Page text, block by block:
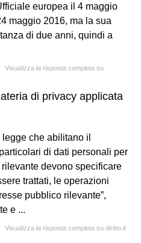
europea il 4 maggio
maggio 2016, ma la sua
di due anni, quindi a
Visualizza la risposta completa su
di privacy applicata
che abilitano il
di dati personali per
devono specificare
trattati, le operazioni
pubblico rilevante”,
e ...
Visualizza la risposta completa su diritto.it